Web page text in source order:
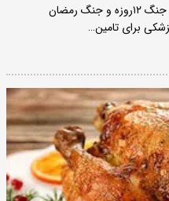
رییس سازمان دامپزشکی گفت: تحریم‌ها، جنگ ۱۲روزه و جنگ رمضان
برای تامین…